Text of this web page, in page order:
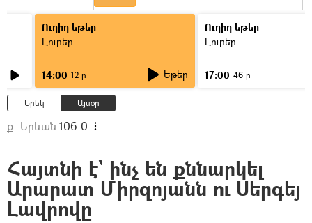
Ուղիղ եթեր
Լուրեր
14:00 12 ր Եթեր
Ուղիղ եթեր
Լուրեր
17:00 46 ր
Երեկ Այսօր
ք. Երևան 106.0
Հայտնի է` ինչ են քննարկել
Արարատ Միրզոյանն ու Սերգեյ
Լավրովը